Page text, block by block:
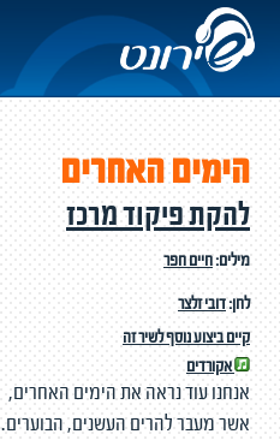
הימים האחרים
להקת פיקוד מרכז
מילים:חיים חפר
לחן:דובי זלצר
קיים ביצוע נוסף לשיר זה
אקורדים
אנחנו עוד נראה את הימים האחרים,
אשר מעבר להרים העשנים, הבוערים.